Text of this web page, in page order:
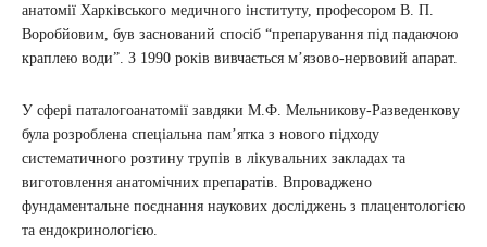
анатомії Харківського медичного інституту, професором В. П.
Воробйовим, був заснований спосіб “препарування під падаючою
краплею води”. З 1990 років вивчається м’язово-нервовий апарат.
У сфері паталогоанатомії завдяки М.Ф. Мельникову-Разведенкову
була розроблена спеціальна пам’ятка з нового підходу
систематичного розтину трупів в лікувальних закладах та
виготовлення анатомічних препаратів. Впроваджено
фундаментальне поєднання наукових досліджень з плацентологією
та ендокринологією.